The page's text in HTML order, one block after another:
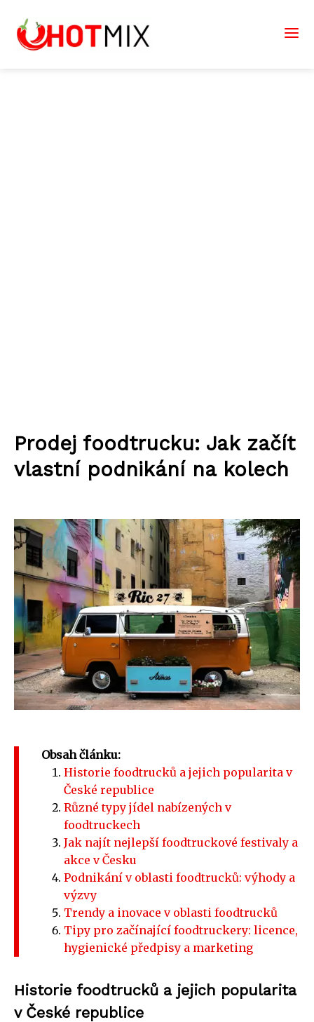
Prodej foodtrucku: Jak začít
vlastní podnikání na kolech
Obsah článku:
Historie foodtrucků a jejich popularita v
České republice
Různé typy jídel nabízených v
foodtruckech
Jak najít nejlepší foodtruckové festivaly a
akce v Česku
Podnikání v oblasti foodtrucků: výhody a
výzvy
Trendy a inovace v oblasti foodtrucků
Tipy pro začínající foodtruckery: licence,
hygienické předpisy a marketing
Historie foodtrucků a jejich popularita
v České republice